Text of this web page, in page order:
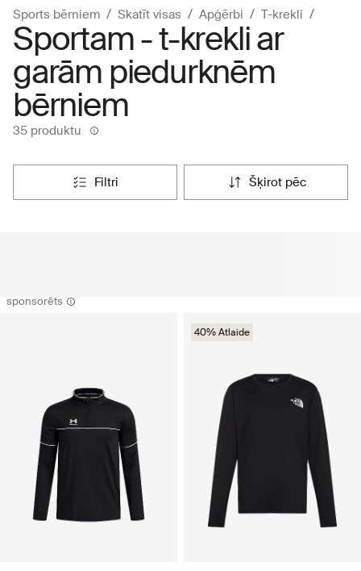
Sports bērniem Skatīt visas Apģērbi T-krekli
Sportam - t-krekli ar
garām piedurknēm
bērniem
35 produktu
filtri šķirot pēc
sponsorēts
40% Atlaide